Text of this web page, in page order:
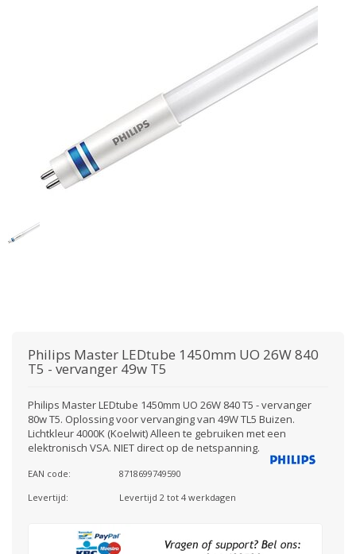
Philips Master LEDtube 1450mm UO 26W 840
T5 - vervanger 49w T5
Philips Master LEDtube 1450mm UO 26W 840 T5 - vervanger
80w T5. Oplossing voor vervanging van 49W TL5 Buizen.
Lichtkleur 4000K (Koelwit) Alleen te gebruiken met een
elektronisch VSA. NIET direct op de netspanning.
EAN code:
8718699749590
Levertijd:
Levertijd 2 tot 4 werkdagen